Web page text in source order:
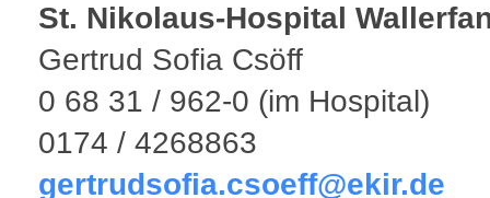
St. Nikolaus-Hospital
Gertrud Sofia Csöff
0 68 31 / 962-0 (im Hospital)
0174 / 4268863
gertrudsofia.csoeff@ekir.de